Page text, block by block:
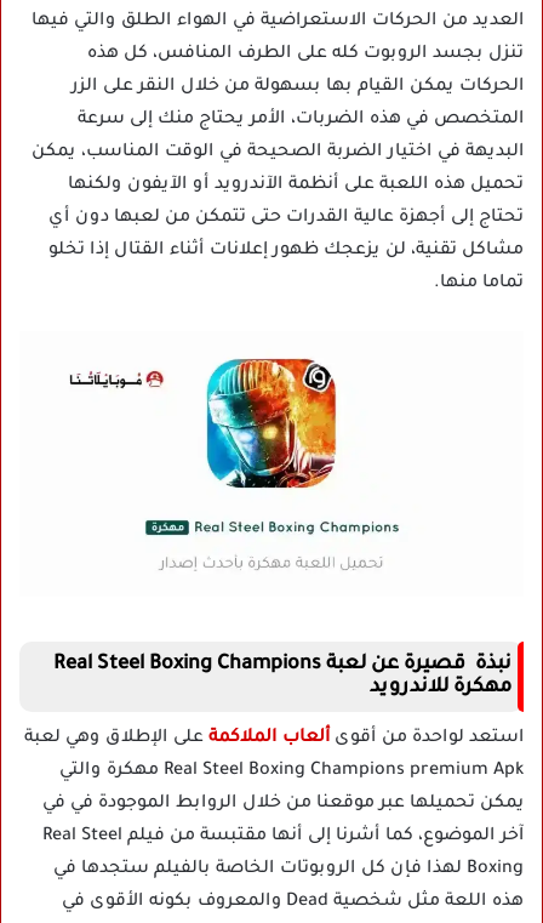
العديد من الحركات الاستعراضية في الهواء الطلق والتي فيها
تنزل بجسد الروبوت كله على الطرف المنافس، كل هذه
الحركات يمكن القيام بها بسهولة من خلال النقر على الزر
المتخصص في هذه الضربات، الأمر يحتاج منك إلى سرعة
البديهة في اختيار الضربة الصحيحة في الوقت المناسب، يمكن
تحميل هذه اللعبة على أنظمة الآندرويد أو الآيفون ولكنها
تحتاج إلى أجهزة عالية القدرات حتى تتمكن من لعبها دون أي
مشاكل تقنية، لن يزعجك ظهور إعلانات أثناء القتال إذا تخلو
تماما منها.
نبذة قصيرة عن لعبة Real Steel Boxing Champions
مهكرة للاندرويد
استعد لواحدة من أقوى ألعاب الملاكمة على الإطلاق وهي لعبة
Real Steel Boxing Champions premium Apk مهكرة والتي
يمكن تحميلها عبر موقعنا من خلال الروابط الموجودة في في
آخر الموضوع، كما أشرنا إلى أنها مقتبسة من فيلم Real Steel
Boxing لهذا فإن كل الروبوتات الخاصة بالفيلم ستجدها في
هذه اللعة مثل شخصية Dead والمعروف بكونه الأقوى في